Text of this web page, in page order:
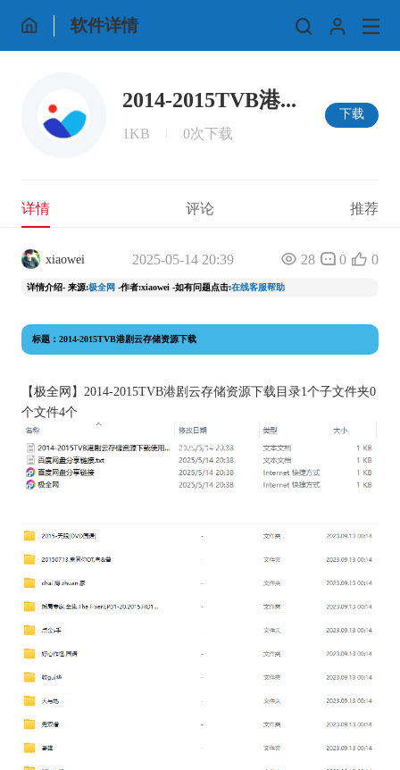
软件详情
2014-2015TVB港...
1KB 0次下载
下载
详情 评论 推荐
xiaowei 2025-05-14 20:39 28 0 0
详情介绍- 来源:极全网 -作者:xiaowei -如有问题点击:在线客服帮助
标题：2014-2015TVB港剧云存储资源下载
【极全网 】2014-2015TVB港剧云存储资源下载目录1个子文件夹0
个文件4个